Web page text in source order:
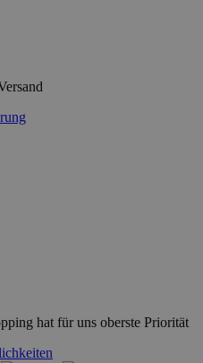
hat für uns oberste Priorität